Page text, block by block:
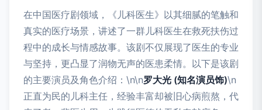
在中国医疗剧领域，《儿科医生》以其细腻的笔触和
真实的医疗场景，讲述了一群儿科医生在救死扶伤过
程中的成长与情感故事。该剧不仅展现了医生的专业
与坚持，更凸显了润物无声的医患柔情。以下是该剧
的主要演员及角色介绍：\n\n罗大光 (知名演员饰)\n
正直为民的儿科主任，经验丰富却被旧心病煎熬，代